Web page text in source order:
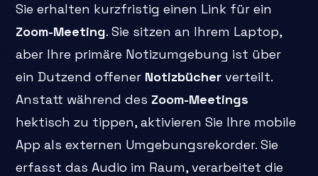
Sie erhalten kurzfristig einen Link für ein
Zoom-Meeting. Sie sitzen an Ihrem Laptop,
aber Ihre primäre Notizumgebung ist über
ein Dutzend offener Notizbücher verteilt.
Anstatt während des Zoom-Meetings
hektisch zu tippen, aktivieren Sie Ihre mobile
App als externen Umgebungsrekorder. Sie
erfasst das Audio im Raum, verarbeitet die